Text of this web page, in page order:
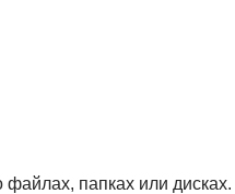
папках или дисках.